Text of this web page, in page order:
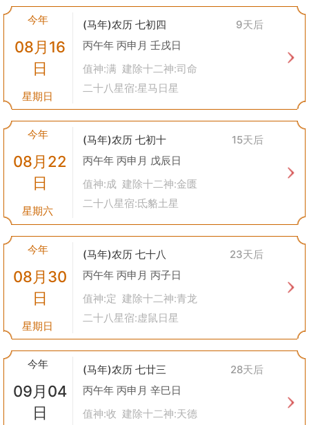
动工，那么这一天就比较适宜进行机械的安装工作。
祈福仪式
：在安装或修理机械前，有时还会举行小型的祈福仪式，
以求神灵保佑工作顺利、平安无事。
安全考量 ：从另一个角度来看，“安机械”的习俗也提醒人们在操作
重型机械设备时要注意安全防护措施，确保生产活动的安全进行。
虽然现代社会已经进入了高度工业化和信息化的时代，但是“安机
械”这一传统习俗在某些地区仍然被保留下来。不过，它的实践方
式和意义已经发生了很大变化：
更加注重科学依据：现代人在选择“安机械”的时间时，更多地会考
虑实际的工程进度安排、天气条件等客观因素。
强调环保节能
：在安装新型机械设备时，往往会优先考虑那些节能
环保型的产品，这与古代人们希望通过“安机械”获得好运的初衷不
谋而合——都是为了追求更美好的生活环境。
传承文化价值
俗，也能帮助我们更好地理解自己的文化根源，增强民族自豪感。
总之，“安机械”作为一项流传已久的文化现象，其背后蕴含着丰富
活的向往和对自然规律的尊重却是永恒不变的主题。
今年
08月16
日
星期日
(马年)农历 七初四
9天后
丙午年 丙申月 壬戌日
值神:满 建除十二神:司命
二十八星宿:星马日星
今年
08月22
日
星期六
(马年)农历 七初十
15天后
丙午年 丙申月 戊辰日
值神:成 建除十二神:金匮
二十八星宿:氐貉土星
今年
08月30
日
星期日
(马年)农历 七十八
23天后
丙午年 丙申月 丙子日
值神:定 建除十二神:青龙
二十八星宿:虚鼠日星
今年
09月04
日
(马年)农历 七廿三
28天后
丙午年 丙申月 辛巳日
值神:收 建除十二神:天德